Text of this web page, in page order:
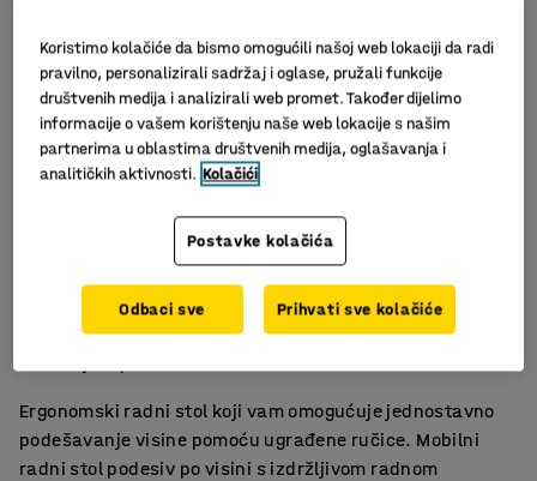
Slični proizvodi
Podesiva visina
S donjom policom
Ergonomski radni stol koji vam omogućuje jednostavno
podešavanje visine pomoću ugrađene ručice. Mobilni
radni stol podesiv po visini s izdržljivom radnom
Koristimo kolačiće da bismo omogućili našoj web lokaciji da radi
pravilno, personalizirali sadržaj i oglase, pružali funkcije
društvenih medija i analizirali web promet. Također dijelimo
informacije o vašem korištenju naše web lokacije s našim
partnerima u oblastima društvenih medija, oglašavanja i
analitičkih aktivnosti. Kolačići
Postavke kolačića
Odbaci sve Prihvati sve kolačiće